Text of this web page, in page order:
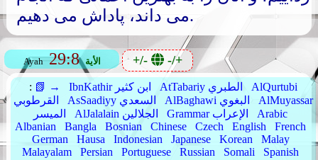
می داند، پاداش می دهیم.
Ayah 29:8 الأية +/- -/+
: 📗 → IbnKathir ابن كثير AtTabariy الطبري
AlQurtubi
القرطوبي
AsSaadiyy السعدي AlBaghawi البغوي
AlMuyassar
الميسر
AlJalalain الجلالين Grammar الإعراب
Arabic
Albanian
Bangla Bosnian Chinese Czech English
French
German
Hausa Indonesian Japanese Korean
Malay
Malayalam
Persian Portuguese Russian Somali
Spanish